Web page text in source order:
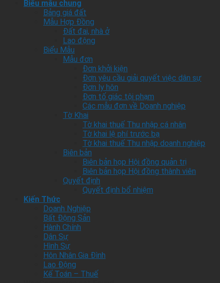
Biểu mẫu chung
Bảng giá đất
Mẫu Hợp Đồng
Đất đai, nhà ở
Lao động
Biểu Mẫu
Mẫu đơn
Đơn khởi kiện
Đơn yêu cầu giải quyết việc dân sự
Đơn ly hôn
Đơn tố giác tội phạm
Các mẫu đơn về Doanh nghiệp
Tờ Khai
Tờ khai thuế Thu nhập cá nhân
Tờ khai lệ phí trước bạ
Tờ khai thuế Thu nhập doanh nghiệp
Biên bản
Biên bản họp Hội đồng quản trị
Biên bản họp Hội đồng thành viên
Quyết định
Quyết định bổ nhiệm
Kiến Thức
Doanh Nghiệp
Bất Động Sản
Hành Chính
Dân Sự
Hình Sự
Hôn Nhân Gia Đình
Lao Động
Kế Toán – Thuế